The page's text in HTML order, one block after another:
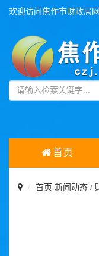
欢迎访问焦作市财政局网
首页
首页 新闻动态 /